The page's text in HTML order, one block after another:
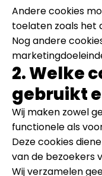
Andere cookies
toelaten zoals het
Nog andere
2. Welke
gebruikt
Wij maken zowel
functionele als
Deze cookies
van de bezoekers
Wij verzamelen